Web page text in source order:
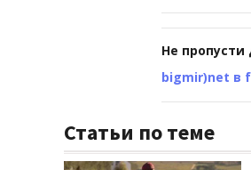
Не
bigmir)net в
Статьи по теме